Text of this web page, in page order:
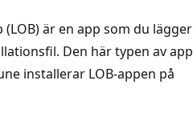
är en app som du lägger
Den här typen av app
installerar LOB-appen på